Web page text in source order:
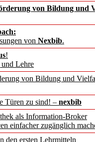
von Bildung und
von Nexbib.
!
Lehre
von Bildung und
Türen zu sind! – nexbib
als Information-Broker
einfacher zugänglich
den ersten Lehrmitteln